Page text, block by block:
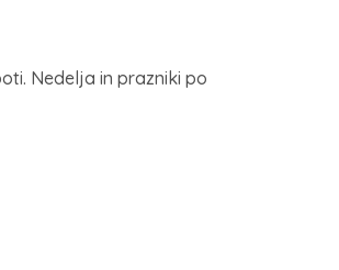
Nedelja in prazniki po